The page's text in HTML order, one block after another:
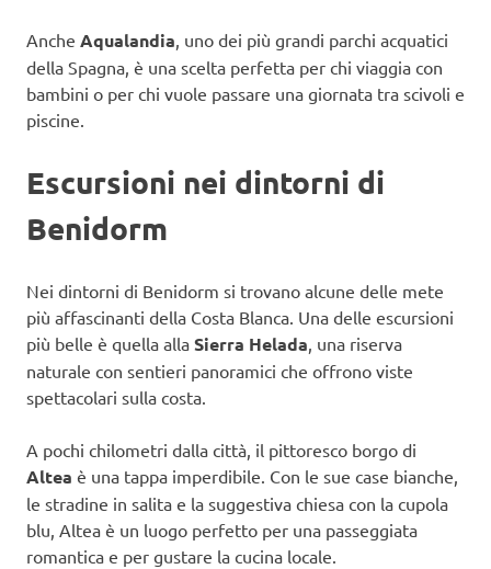
Anche Aqualandia, uno dei più grandi parchi acquatici
della Spagna, è una scelta perfetta per chi viaggia con
bambini o per chi vuole passare una giornata tra scivoli e
piscine.
Escursioni nei dintorni di
Benidorm
Nei dintorni di Benidorm si trovano alcune delle mete
più affascinanti della Costa Blanca. Una delle escursioni
più belle è quella alla Sierra Helada, una riserva
naturale con sentieri panoramici che offrono viste
spettacolari sulla costa.
A pochi chilometri dalla città, il pittoresco borgo di
Altea è una tappa imperdibile. Con le sue case bianche,
le stradine in salita e la suggestiva chiesa con la cupola
blu, Altea è un luogo perfetto per una passeggiata
romantica e per gustare la cucina locale.